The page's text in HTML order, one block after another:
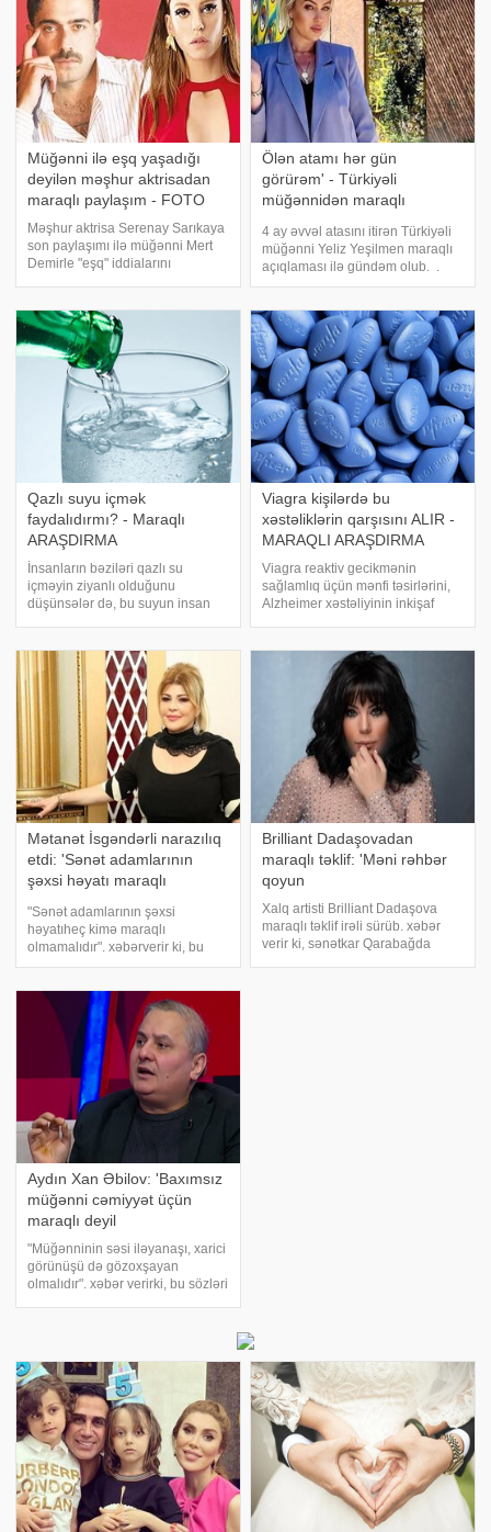
Müğənni ilə eşq yaşadığı
deyilən məşhur aktrisadan
maraqlı paylaşım - FOTO
Məşhur aktrisa Serenay Sarıkaya
son paylaşımı ilə müğənni Mert
Demirle "eşq" iddialarını
xəbər verir ki, aktrisa Mert
Dəmirin sosial media hesabında
paylaşdığ
Ölən atamı hər gün
görürəm' - Türkiyəli
müğənnidən maraqlı
4 ay əvvəl atasını itirən Türkiyəli
müğənni Yeliz Yeşilmen maraqlı
açıqlaması ilə gündəm olub. .
xəbər verir ki, o, astral səyahət
atasının yanına getdiyini bildirib.
"Atamı astral səyahətl
Qazlı suyu içmək
faydalıdırmı? - Maraqlı
ARAŞDIRMA
İnsanların bəziləri qazlı su
içməyin ziyanlı olduğunu
düşünsələr də, bu suyun insan
barədə Oxford Universitetinin
alimləri araşdırma aparıblar.
Araşdırmada qey
Viagra kişilərdə bu
xəstəliklərin qarşısını ALIR -
MARAQLI ARAŞDIRMA
Viagra reaktiv gecikmənin
sağlamlıq üçün mənfi təsirlərini,
Alzheimer xəstəliyinin inkişaf
bilər. . -a istinadən xəbər verir ki,
bu barədə "Daily Mail" Vaşinqto
Mətanət İsgəndərli narazılıq
etdi: 'Sənət adamlarının
şəxsi həyatı maraqlı
"Sənət adamlarının şəxsi
həyatıheç kimə maraqlı
olmamalıdır". xəbərverir ki, bu
sözləri Əməkdar artist Mətanət
qonaq olduğu zaman deyib.
"Qum saatı"
verilişindəaçıqlamalar verə
Brilliant Dadaşovadan
maraqlı təklif: 'Məni rəhbər
qoyun
Xalq artisti Brilliant Dadaşova
maraqlı təklif irəli sürüb. xəbər
verir ki, sənətkar Qarabağda
Aydın Xan Əbilov: 'Baxımsız
müğənni cəmiyyət üçün
maraqlı deyil
"Müğənninin səsi iləyanaşı, xarici
görünüşü də gözoxşayan
olmalıdır". xəbər verirki, bu sözləri